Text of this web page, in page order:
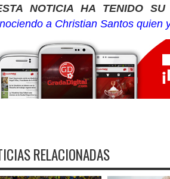
NOTICIA HA TENIDO SU
a Christian Santos quien
RELACIONADAS